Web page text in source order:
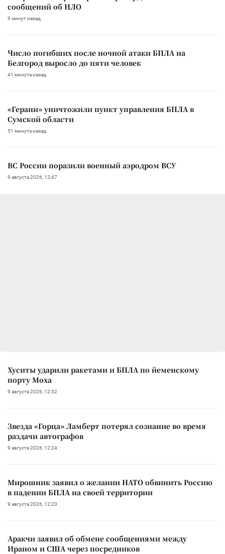
сообщений об НЛО
9 минут назад
Число погибших после ночной атаки БПЛА на
Белгород выросло до пяти человек
41 минута назад
«Герани» уничтожили пункт управления БПЛА в
Сумской области
51 минута назад
ВС России поразили военный аэродром ВСУ
9 августа 2026, 12:47
Хуситы ударили ракетами и БПЛА по йеменскому
порту Моха
9 августа 2026, 12:32
Звезда «Горца» Ламберт потерял сознание во время
раздачи автографов
9 августа 2026, 12:24
Мирошник заявил о желании НАТО обвинить Россию
в падении БПЛА на своей территории
9 августа 2026, 12:20
Аракчи заявил об обмене сообщениями между
Ираном и США через посредников